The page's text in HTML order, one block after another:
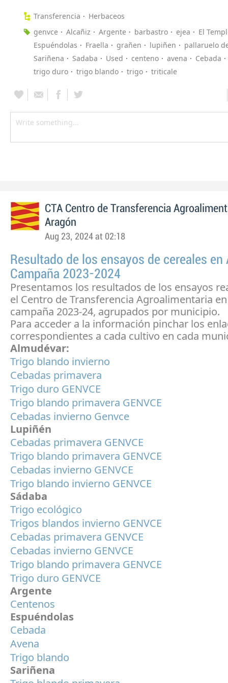
Transferencia
Herbaceos
genvce
Alcañiz Argente barbastro ejea
El
Espuéndolas
Fraella grañen lupiñen
pallaruelo
Sariñena
Sadaba Used centeno avena
Cebada
trigo duro
trigo blando trigo triticale
CTA Centro de Transferencia
Aragón
Aug 23, 2024 at 02:18
Resultado de los ensayos de cereales en
Campaña 2023-2024
Presentamos los resultados de los ensayos
el Centro de Transferencia Agroalimentaria
campaña 2023-24, agrupados por municipio.
Para acceder a la información pinchar los
correspondientes a cada cultivo en cada
Almudévar:
Trigo blando invierno
Cebadas primavera
Trigo duro GENVCE
Trigo blando primavera GENVCE
Cebadas invierno Genvce
Lupiñén
Cebadas primavera GENVCE
Trigo blando primavera GENVCE
Cebadas invierno GENVCE
Trigo blando invierno GENVCE
Sádaba
Trigo ecológico
Trigos blandos invierno GENVCE
Cebadas primavera GENVCE
Cebadas invierno GENVCE
Trigo blando primavera GENVCE
Trigo duro GENVCE
Argente
Centenos
Espuéndolas
Cebada
Avena
Trigo blando
Sariñena